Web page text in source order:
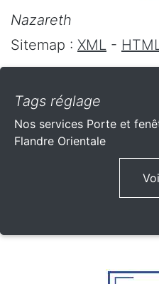
Nazareth
Sitemap : XML -
Tags réglage
Nos services Porte et
Flandre Orientale